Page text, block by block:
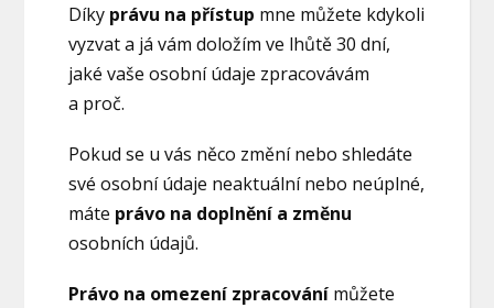
Díky právu na přístup mne můžete kdykoli
vyzvat a já vám doložím ve lhůtě 30 dní,
jaké vaše osobní údaje zpracovávám
a proč.
Pokud se u vás něco změní nebo shledáte
své osobní údaje neaktuální nebo neúplné,
máte právo na doplnění a změnu
osobních údajů.
Právo na omezení zpracování můžete